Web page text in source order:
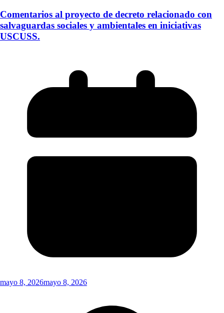
Comentarios al proyecto de decreto relacionado con
salvaguardas sociales y ambientales en iniciativas
USCUSS.
mayo 8, 2026mayo 8, 2026